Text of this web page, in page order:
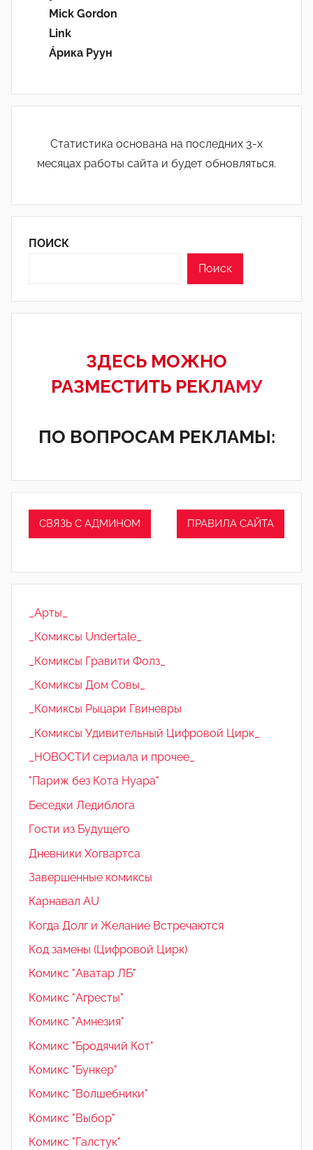
Mick Gordon
Link
Áрика Руун
Статистика основана на последних 3-х
месяцах работы сайта и будет обновляться.
ПОИСК
Поиск
ЗДЕСЬ МОЖНО
РАЗМЕСТИТЬ РЕКЛАМУ
ПО ВОПРОСАМ РЕКЛАМЫ:
СВЯЗЬ С АДМИНОМ ПРАВИЛА САЙТА
_Арты_
_Комиксы Undertale_
_Комиксы Гравити Фолз_
_Комиксы Дом Совы_
_Комиксы Рыцари Гвиневры
_Комиксы Удивительный Цифровой Цирк_
_НОВОСТИ сериала и прочее_
"Париж без Кота Нуара"
Беседки Ледиблога
Гости из Будущего
Дневники Хогвартса
Завершенные комиксы
Карнавал AU
Когда Долг и Желание Встречаются
Код замены (Цифровой Цирк)
Комикс "Аватар ЛБ"
Комикс "Агресты"
Комикс "Амнезия"
Комикс "Бродячий Кот"
Комикс "Бункер"
Комикс "Волшебники"
Комикс "Выбор"
Комикс "Галстук"